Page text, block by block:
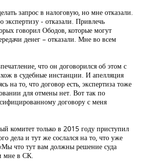
запрос в налоговую, но мне отказали.
экспертизу - отказали. Привлечь
говорил Ободов, которые могут
денег – отказали. Мне во всем
что он договорился об этом с
в судебные инстанции. И апелляция
на то, что договор есть, экспертиза тоже
для отмены нет. Вот так по
договору с меня
комитет только в 2015 году приступил
дела и тут же сослался на то, что уже
что тут вам должны решение суда
мне в СК.